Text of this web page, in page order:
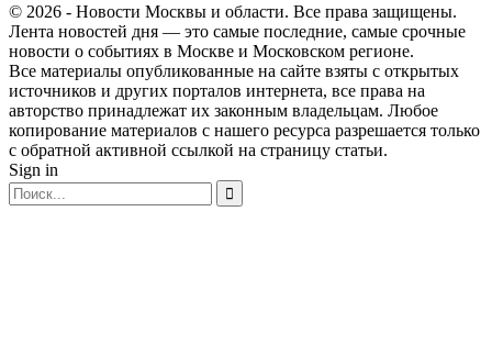
© 2026 - Новости Москвы и области. Все права защищены.
Лента новостей дня — это самые последние, самые срочные
новости о событиях в Москве и Московском регионе.
Все материалы опубликованные на сайте взяты с открытых
источников и других порталов интернета, все права на
авторство принадлежат их законным владельцам. Любое
копирование материалов с нашего ресурса разрешается только
с обратной активной ссылкой на страницу статьи.
Sign in